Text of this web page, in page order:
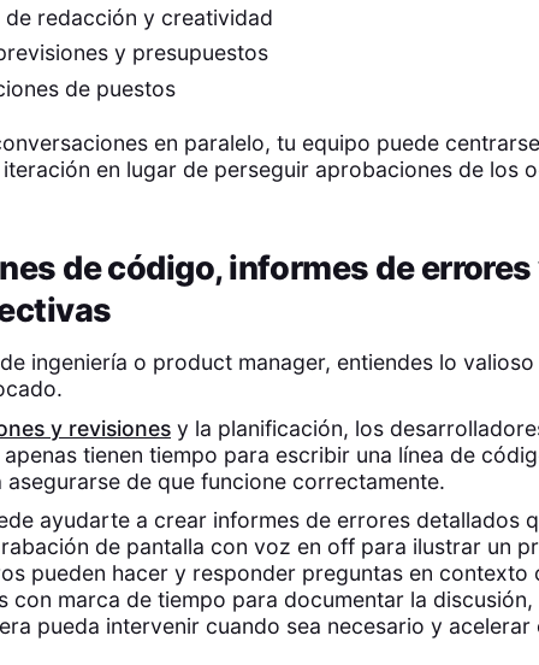
de redacción y creatividad
y presupuestos
de puestos
en paralelo, tu equipo puede
en lugar de perseguir aprobaciones de los
de código, informes de errores
ingeniería o product manager, entiendes lo valioso
y revisiones y la planificación, los
tienen tiempo para escribir una línea de
asegurarse de que funcione correctamente.
ayudarte a crear informes de errores detallados
de pantalla con voz en off para ilustrar un
pueden hacer y responder preguntas en contexto
con marca de tiempo para documentar la
pueda intervenir cuando sea necesario y acelerar